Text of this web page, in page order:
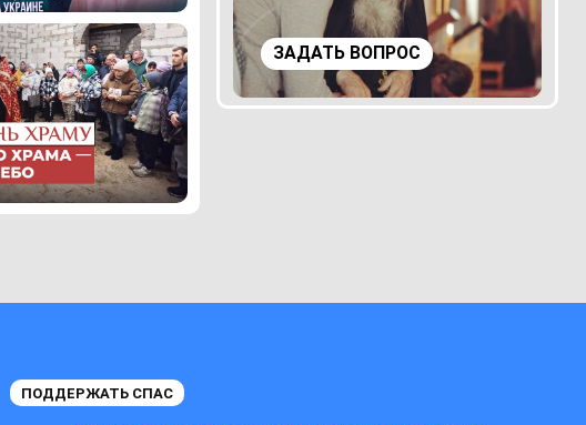
ЗАДАТЬ ВОПРОС
ПОДДЕРЖАТЬ СПАС